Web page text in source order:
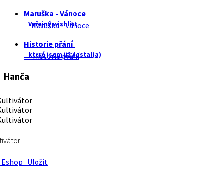
Maruška - Vánoce
Veřejný wishlist
Maruška - Vánoce
Historie přání
které jsem již dostal(a)
Historie přání
Hanča
Uložit